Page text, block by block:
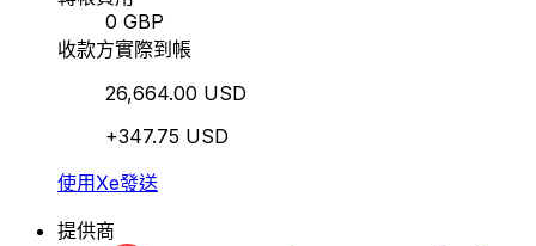
0 GBP
收款方實際到帳
26,664.00 USD
+347.75 USD
使用Xe發送
提供商